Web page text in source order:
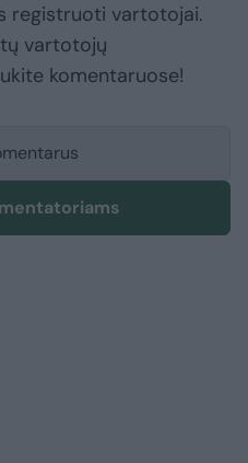
registruoti vartotojai.
vartotojų
komentaruose!